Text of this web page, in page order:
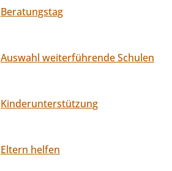
Beratungstag
Auswahl weiterführende Schulen
Kinderunterstützung
Eltern helfen